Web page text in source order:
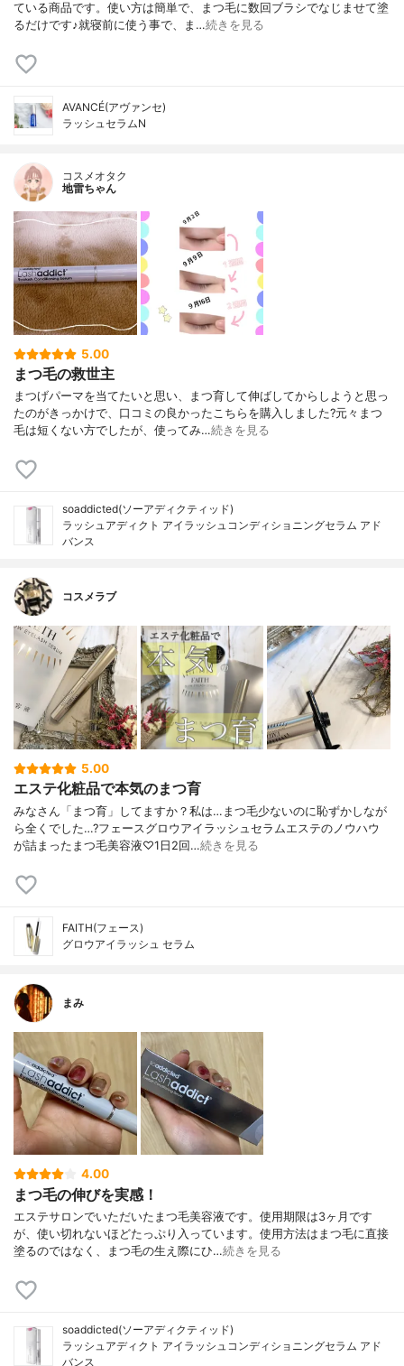
ている商品です。使い方は簡単で、まつ毛に数回ブラシでなじませて塗
るだけです♪就寝前に使う事で、ま…続きを見る
AVANCÉ(アヴァンセ)
ラッシュセラムN
コスメオタク
地雷ちゃん
5.00
まつ毛の救世主
まつげパーマを当てたいと思い、まつ育して伸ばしてからしようと思っ
たのがきっかけで、口コミの良かったこちらを購入しました?元々まつ
毛は短くない方でしたが、使ってみ…続きを見る
soaddicted(ソーアディクティッド)
ラッシュアディクト アイラッシュコンディショニングセラム アド
バンス
コスメラブ
5.00
エステ化粧品で本気のまつ育
みなさん「まつ育」してますか？私は…まつ毛少ないのに恥ずかしなが
ら全くでした…?フェースグロウアイラッシュセラムエステのノウハウ
が詰まったまつ毛美容液♡1日2回…続きを見る
FAITH(フェース)
グロウアイラッシュ セラム
まみ
4.00
まつ毛の伸びを実感！
エステサロンでいただいたまつ毛美容液です。使用期限は3ヶ月です
が、使い切れないほどたっぷり入っています。使用方法はまつ毛に直接
塗るのではなく、まつ毛の生え際にひ…続きを見る
soaddicted(ソーアディクティッド)
ラッシュアディクト アイラッシュコンディショニングセラム アド
バンス